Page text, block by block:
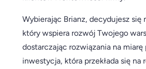
Wybierając Brianz, decydujesz się
który wspiera rozwój Twojego
dostarczając rozwiązania na miarę
inwestycja, która przekłada się na